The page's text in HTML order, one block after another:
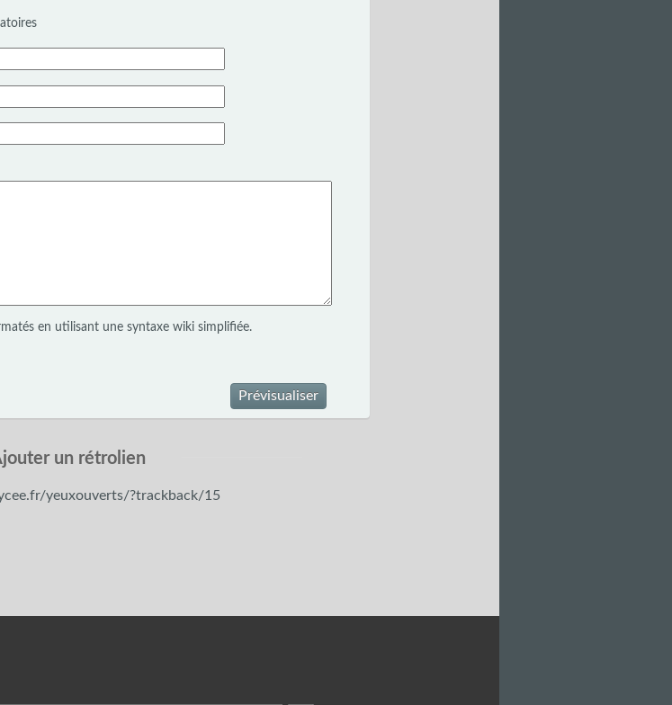
en utilisant une syntaxe wiki simplifiée.
Prévisualiser
un rétrolien
yeuxouverts/?trackback/15